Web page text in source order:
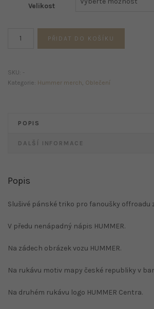
Velikost
potisk
na
PŘIDAT DO KOŠÍKU
SKU: -
Kategorie: Hummer merch Oblečení
POPIS
DALŠÍ INFORMACE
Popis
Slušivé pánské triko pro fanoušky offroadu
V předu nenápadný nápis HUMMER.
Na zádech obrázek vozu HUMMER.
Na rukávu motiv mapy české republiky v
Na druhém rukávu logo HUMMER Centra.